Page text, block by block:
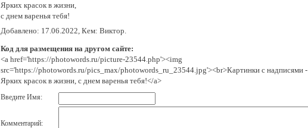
Ярких красок в жизни,
с днем варенья тебя!
Добавлено: 17.06.2022, Кем: Виктор.
Код для размещения на другом сайте:
<a href='https://photowords.ru/picture-23544.php'><img
src='https://photowords.ru/pics_max/photowords_ru_23544.jpg'><br>Картинки с надписями -
Ярких красок в жизни, с днем варенья тебя!</a>
Введите Имя:
Комментарий: